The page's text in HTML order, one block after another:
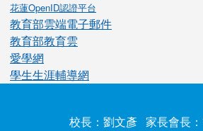
花蓮OpenID認證平台
教育部雲端電子郵件
教育部教育雲
愛學網
學生生涯輔導網
校長：劉文彥 家長會長